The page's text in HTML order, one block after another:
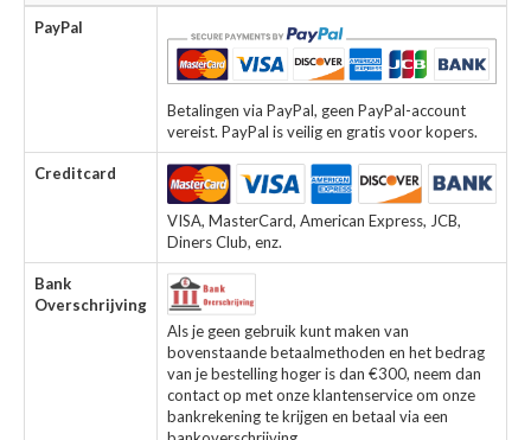
PayPal
Betalingen via PayPal, geen PayPal-account
vereist. PayPal is veilig en gratis voor kopers.
Creditcard
VISA, MasterCard, American Express, JCB,
Diners Club, enz.
Bank
Overschrijving
Als je geen gebruik kunt maken van
bovenstaande betaalmethoden en het bedrag
van je bestelling hoger is dan €300, neem dan
contact op met onze klantenservice om onze
bankrekening te krijgen en betaal via een